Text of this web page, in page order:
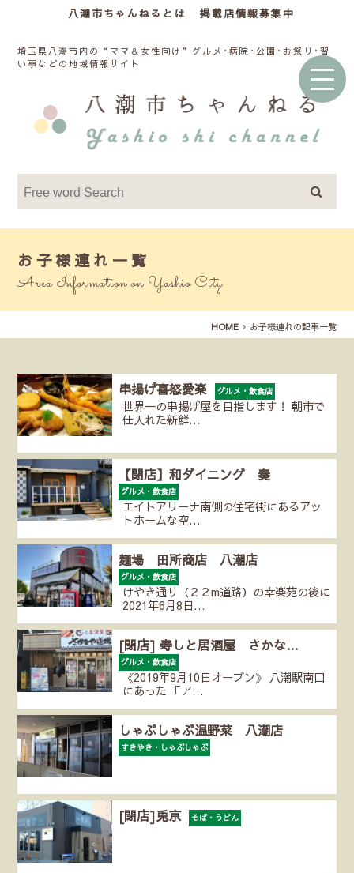
八潮市ちゃんねるとは 掲載店情報募集中
埼玉県八潮市内の“ママ＆女性向け”グルメ･病院･公園･お祭り･習
い事などの地域情報サイト
お子様連れ一覧
Area Information on Yashio City
HOME お子様連れの記事一覧
串揚げ喜怒愛楽 グルメ・飲食店
世界一の串揚げ屋を目指します！ 朝市で
仕入れた新鮮…
【閉店】和ダイニング 奏
グルメ・飲食店
エイトアリーナ南側の住宅街にあるアッ
トホームな空…
麺場 田所商店 八潮店
グルメ・飲食店
けやき通り（２２m道路）の幸楽苑の後に
2021年6月8日…
[閉店] 寿しと居酒屋 さかな…
グルメ・飲食店
《2019年9月10日オープン》 八潮駅南口
にあった 「ア…
しゃぶしゃぶ温野菜 八潮店
すきやき・しゃぶしゃぶ
[閉店]兎京 そば・うどん